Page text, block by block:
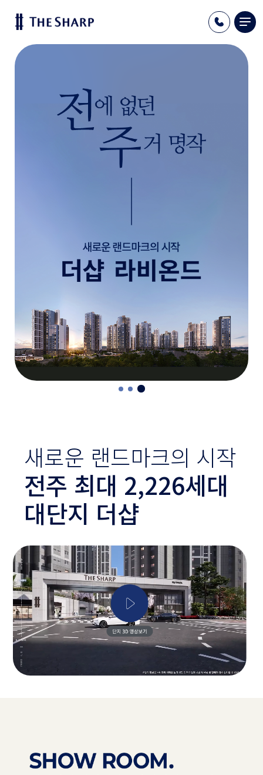
새로운 랜드마크의 시작
전주 최대 2,226세대
대단지 더샵
SHOW ROOM